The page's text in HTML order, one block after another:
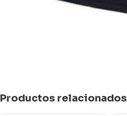
Productos relacionados